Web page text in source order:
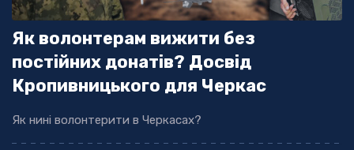
Як волонтерам вижити без
постійних донатів? Досвід
Кропивницького для Черкас
Як нині волонтерити в Черкасах?